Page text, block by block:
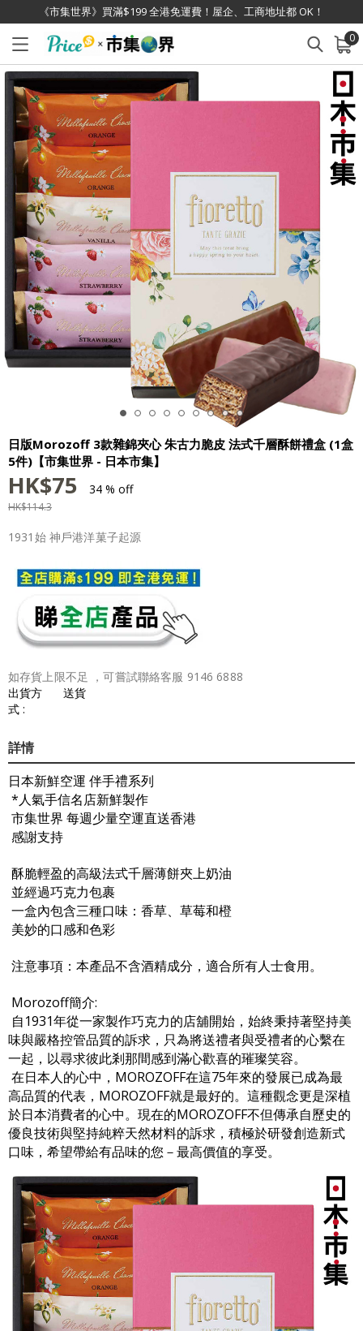
《市集世界》買滿$199 全港免運費！屋企、工商地址都 OK！
0
已加入購物車 查看
日版Morozoff 3款雜錦夾心 朱古力脆皮 法式千層酥餅禮盒 (1盒
5件)【市集世界 - 日本市集】
HK$75 34 % off
HK$114.3
1931始 神戶港洋菓子起源
如存貨上限不足 ，可嘗試聯絡客服 9146 6888
出貨方
式 :
送貨
詳情
日本新鮮空運 伴手禮系列
*人氣手信名店新鮮製作
市集世界 每週少量空運直送香港
感謝支持
酥脆輕盈的高級法式千層薄餅夾上奶油
並經過巧克力包裹
一盒內包含三種口味：香草、草莓和橙
美妙的口感和色彩
注意事項：本產品不含酒精成分，適合所有人士食用。
Morozoff簡介:
自1931年從一家製作巧克力的店舖開始，始終秉持著堅持美
味與嚴格控管品質的訴求，只為將送禮者與受禮者的心繫在
一起，以尋求彼此剎那間感到滿心歡喜的璀璨笑容。
在日本人的心中，MOROZOFF在這75年來的發展已成為最
高品質的代表，MOROZOFF就是最好的。這種觀念更是深植
於日本消費者的心中。現在的MOROZOFF不但傳承自歷史的
優良技術與堅持純粹天然材料的訴求，積極於研發創造新式
口味，希望帶給有品味的您－最高價值的享受。